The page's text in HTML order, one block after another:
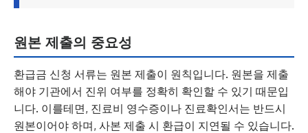
원본 제출의 중요성
환급금 신청 서류는 원본 제출이 원칙입니다. 원본을 제출
해야 기관에서 진위 여부를 정확히 확인할 수 있기 때문입
니다. 이를테면, 진료비 영수증이나 진료확인서는 반드시
원본이어야 하며, 사본 제출 시 환급이 지연될 수 있습니다.